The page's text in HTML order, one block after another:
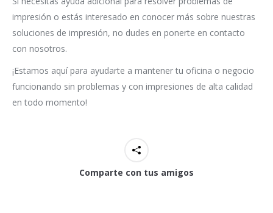
impresión o estás interesado en conocer más sobre nuestras
soluciones de impresión, no dudes en ponerte en contacto
con nosotros.
¡Estamos aquí para ayudarte a mantener tu oficina o negocio
funcionando sin problemas y con impresiones de alta calidad
en todo momento!
Comparte con tus amigos